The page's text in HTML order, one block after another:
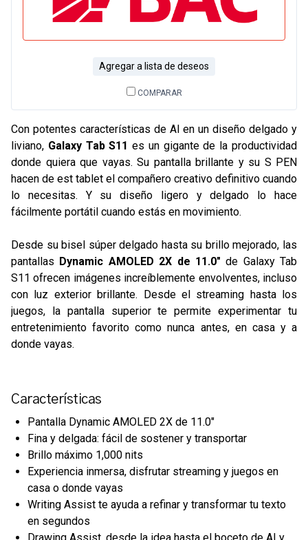
Agregar a lista de deseos
COMPARAR
Con potentes características de AI en un diseño delgado y
liviano, Galaxy Tab S11 es un gigante de la productividad
donde quiera que vayas. Su pantalla brillante y su S PEN
hacen de est tablet el compañero creativo definitivo cuando
lo necesitas. Y su diseño ligero y delgado lo hace
fácilmente portátil cuando estás en movimiento.
Desde su bisel súper delgado hasta su brillo mejorado, las
pantallas Dynamic AMOLED 2X de 11.0"de Galaxy Tab
S11 ofrecen imágenes increíblemente envolventes, incluso
con luz exterior brillante. Desde el streaming hasta los
juegos, la pantalla superior te permite experimentar tu
entretenimiento favorito como nunca antes, en casa y a
donde vayas.
Características
Pantalla Dynamic AMOLED 2X de 11.0"
Fina y delgada: fácil de sostener y transportar
Brillo máximo 1,000 nits
Experiencia inmersa, disfrutar streaming y juegos en
casa o donde vayas
Writing Assist te ayuda a refinar y transformar tu texto
en segundos
Drawing Assist, desde la idea hasta el boceto de AI y